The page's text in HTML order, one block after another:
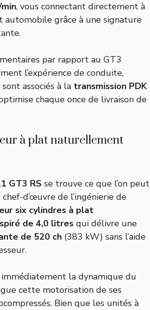
, vous connectant directement à
automobile grâce à une signature
par rapport au GT3
l’expérience de conduite,
associés à la transmission PDK
chaque once de livraison de
à plat naturellement
GT3 RS se trouve ce que l’on peut
d’œuvre de l’ingénierie de
six cylindres à plat
de 4,0 litres qui délivre une
de 520 ch (383 kW) sans l’aide
immédiatement la dynamique du
cette motorisation de ses
Bien que les unités à